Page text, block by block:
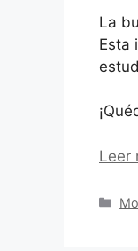
La
Esta
Leer